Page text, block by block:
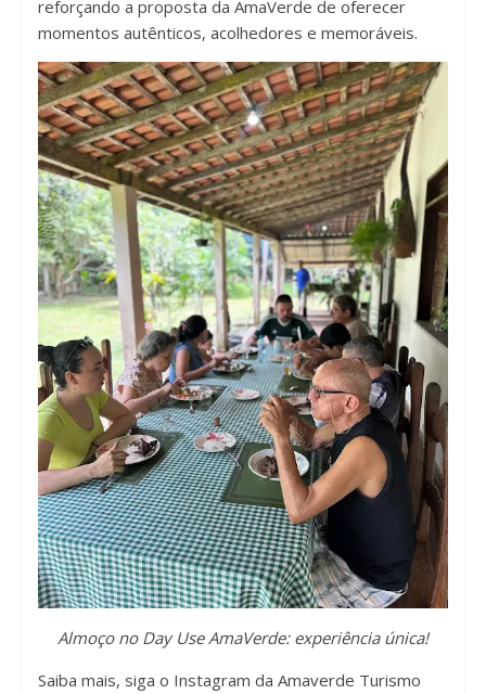
reforçando a proposta da AmaVerde de oferecer
momentos autênticos, acolhedores e memoráveis.
Almoço no Day Use AmaVerde: experiência única!
Saiba mais, siga o Instagram da Amaverde Turismo